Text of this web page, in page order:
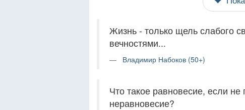
Жизнь - только щель слабого
вечностями...
Владимир Набоков (50+)
Что такое равновесие, если
неравновесие?